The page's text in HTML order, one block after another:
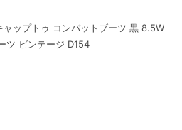
ップトゥ コンバットブーツ 黒 8.5W
ツ ビンテージ D154